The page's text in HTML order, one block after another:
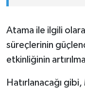
Atama ile ilgili
süreçlerinin
etkinliğinin
Hatırlanacağı